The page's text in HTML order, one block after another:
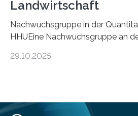
Landwirtschaft
Nachwuchsgruppe in der
HHUEine Nachwuchsgruppe an
fünf Jahren erforschen, wie
Insektenblume. Das
29.10.2025